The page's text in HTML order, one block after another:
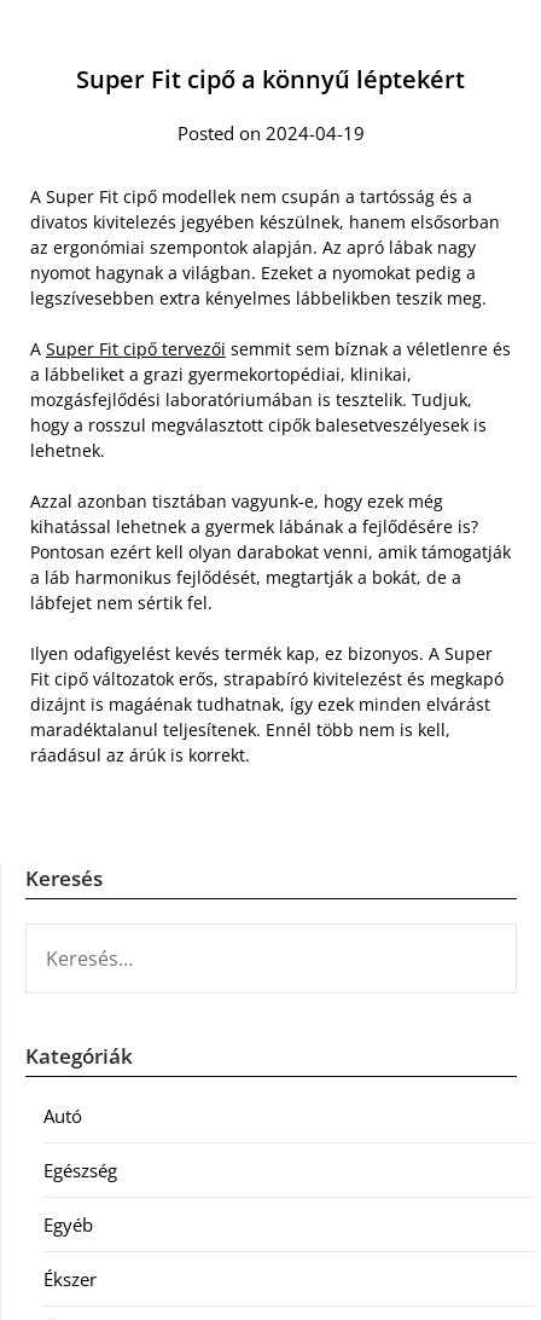
Super Fit cipő a könnyű léptekért
Posted on 2024-04-19
A Super Fit cipő modellek nem csupán a tartósság és a
divatos kivitelezés jegyében készülnek, hanem elsősorban
az ergonómiai szempontok alapján. Az apró lábak nagy
nyomot hagynak a világban. Ezeket a nyomokat pedig a
legszívesebben extra kényelmes lábbelikben teszik meg.
A Super Fit cipő tervezői semmit sem bíznak a véletlenre és
a lábbeliket a grazi gyermekortopédiai, klinikai,
mozgásfejlődési laboratóriumában is tesztelik. Tudjuk,
hogy a rosszul megválasztott cipők balesetveszélyesek is
lehetnek.
Azzal azonban tisztában vagyunk-e, hogy ezek még
kihatással lehetnek a gyermek lábának a fejlődésére is?
Pontosan ezért kell olyan darabokat venni, amik támogatják
a láb harmonikus fejlődését, megtartják a bokát, de a
lábfejet nem sértik fel.
Ilyen odafigyelést kevés termék kap, ez bizonyos. A Super
Fit cipő változatok erős, strapabíró kivitelezést és megkapó
dizájnt is magáénak tudhatnak, így ezek minden elvárást
maradéktalanul teljesítenek. Ennél több nem is kell,
ráadásul az árúk is korrekt.
Keresés
Kategóriák
Autó
Egészség
Egyéb
Ékszer